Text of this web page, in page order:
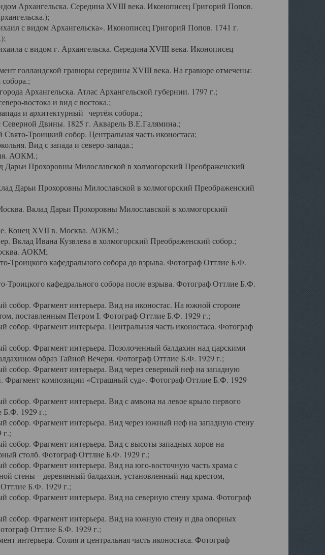
Архангельска. Середина XVIII века. Иконописец Григорий Попов.
с видом Архангельска». Иконописец Григорий Попов. 1741 г.
с видом г. Архангельска. Середина XVIII века. Иконописец
голландской гравюры середины XVIII века. На гравюре отмечены:
Архангельска. Атлас Архангельской губернии. 1797 г.;
востока и вид с востока.;
и архитектурный чертёж собора.;
Двины. 1825 г. Акварель В.Е.Галямина.;
Троицкий собор. Центральная часть иконостаса;
Вид с запада и северо-запада.;
АОКМ.;
Прохоровны Милославской в холмогорский Преображенский
Дарьи Прохоровны Милославской в холмогорский Преображенский
Вклад Дарьи Прохоровны Милославской в холмогорский
Конец XVII в. Москва. АОКМ.;
Вклад Ивана Кузвлева в холмогорский Преображенский собор.;
АОКМ;
кафедрального собора до взрыва. Фотограф Оттлие Б.Ф.
Троицкого кафедрального собора после взрыва. Фотограф Оттлие Б.Ф.
Фрагмент интерьера. Вид на иконостас. На южной стороне
поставленным Петром I. Фотограф Оттлие Б.Ф. 1929 г.;
Фрагмент интерьера. Центральная часть иконостаса. Фотограф
Фрагмент интерьера. Позолоченный балдахин над царскими
образ Тайной Вечери. Фотограф Оттлие Б.Ф. 1929 г.;
Фрагмент интерьера. Вид через северный неф на западную
Фрагмент композиции «Страшный суд». Фотограф Оттлие Б.Ф. 1929
Фрагмент интерьера. Вид с амвона на левое крыло первого
Б.Ф. 1929 г.;
Фрагмент интерьера. Вид через южный неф на западную стену
г.;
Фрагмент интерьера. Вид с высоты западных хоров на
столб. Фотограф Оттлие Б.Ф. 1929 г.;
Фрагмент интерьера. Вид на юго-восточную часть храма с
стены – деревянный балдахин, установленный над крестом,
Б.Ф. 1929 г.;
Фрагмент интерьера. Вид на северную стену храма. Фотограф
Фрагмент интерьера. Вид на южную стену и два опорных
Оттлие Б.Ф. 1929 г.;
интерьера. Солия и центральная часть иконостаса. Фотограф